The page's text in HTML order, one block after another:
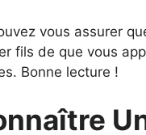
vous assurer
fils de que vous
Bonne lecture !